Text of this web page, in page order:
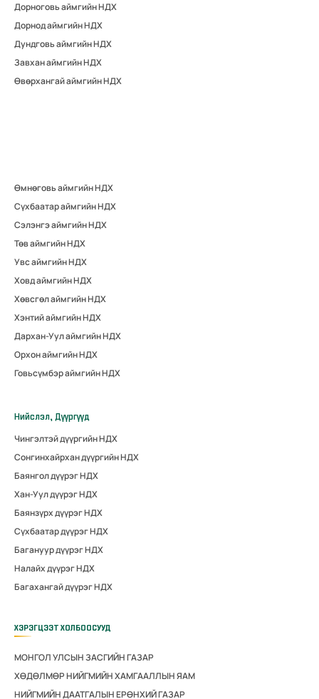
Дорноговь аймгийн НДХ
Дорнод аймгийн НДХ
Дундговь аймгийн НДХ
Завхан аймгийн НДХ
Өвөрхангай аймгийн НДХ
Өмнөговь аймгийн НДХ
Сүхбаатар аймгийн НДХ
Сэлэнгэ аймгийн НДХ
Төв аймгийн НДХ
Увс аймгийн НДХ
Ховд аймгийн НДХ
Хөвсгөл аймгийн НДХ
Хэнтий аймгийн НДХ
Дархан-Уул аймгийн НДХ
Орхон аймгийн НДХ
Говьсүмбэр аймгийн НДХ
Нийслэл, Дүүргүүд
Чингэлтэй дүүргийн НДХ
Сонгинхайрхан дүүргийн НДХ
Баянгол дүүрэг НДХ
Хан-Уул дүүрэг НДХ
Баянзүрх дүүрэг НДХ
Сүхбаатар дүүрэг НДХ
Багануур дүүрэг НДХ
Налайх дүүрэг НДХ
Багахангай дүүрэг НДХ
ХЭРЭГЦЭЭТ ХОЛБООСУУД
МОНГОЛ УЛСЫН ЗАСГИЙН ГАЗАР
ХӨДӨЛМӨР НИЙГМИЙН ХАМГААЛЛЫН ЯАМ
НИЙГМИЙН ДААТГАЛЫН ЕРӨНХИЙ ГАЗАР